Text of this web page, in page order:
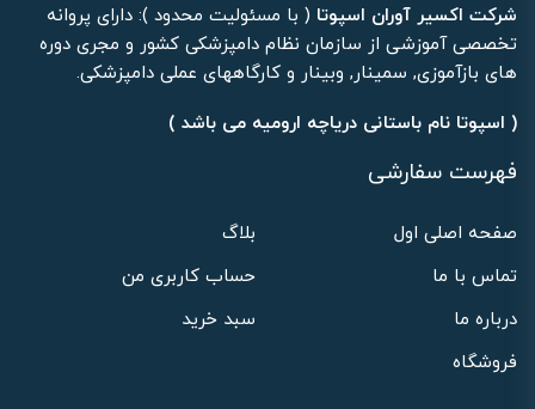
شرکت اکسیر آوران اسپوتا ( با مسئولیت محدود ): دارای پروانه
تخصصی آموزشی از سازمان نظام دامپزشکی کشور و مجری دوره
های بازآموزی, سمینار, وبینار و کارگاههای عملی دامپزشکی.
( اسپوتا نام باستانی دریاچه ارومیه می باشد )
فهرست سفارشی
صفحه اصلی اول
بلاگ
تماس با ما
حساب کاربری من
درباره ما
سبد خرید
فروشگاه